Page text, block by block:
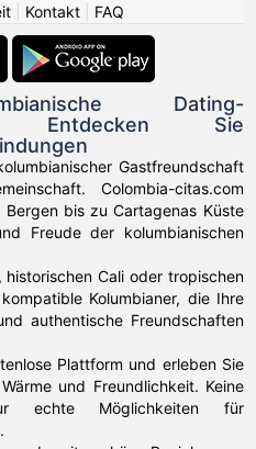
Kontakt FAQ
Dating-
Entdecken Sie
Gastfreundschaft
Colombia-citas.com
bis zu Cartagenas Küste
Freude der kolumbianischen
Cali oder tropischen
Kolumbianer, die Ihre
authentische Freundschaften
Plattform und erleben Sie
und Freundlichkeit. Keine
echte Möglichkeiten für